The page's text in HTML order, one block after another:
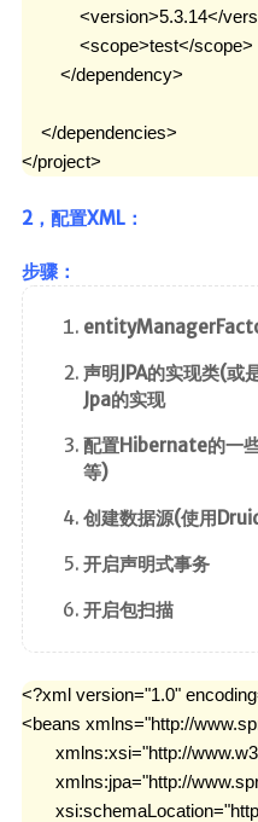
<version>5.3.14</
            <scope>test</scope>
        </dependency>
    </dependencies>
</project>
2，配置XML：
步骤：
声明JPA的实现类(
Jpa的实现
配置Hibernate的一
等)
创建数据源(使用
开启声明式事务
开启包扫描
<?xml version="1.0"
<beans xmlns="http://
xmlns:xsi="http://
xmlns:jpa="http://
JavaWeb
JUC
Log
MybatisPlus
Spring
SpringMVC
SpringBoot
SpringData
Swagger
版本控制
Maven
Git
SVN
核心
Linux